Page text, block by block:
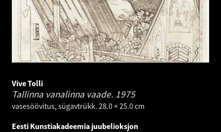
Vive Tolli
Tallinna vanalinna vaade. 1975
vasesöövitus, sügavtrükk. 28.0 × 25.0 cm
Eesti Kunstiakadeemia juubelioksjon